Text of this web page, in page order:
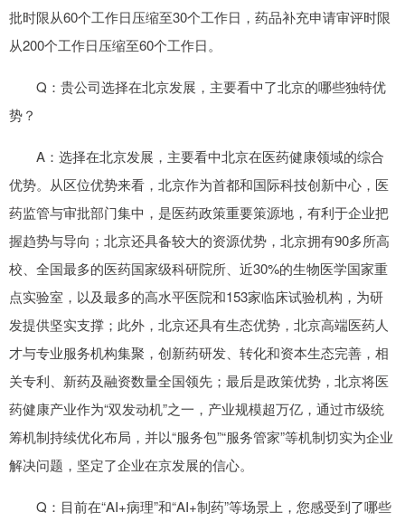
批时限从60个工作日压缩至30个工作日，药品补充申请审评时限
从200个工作日压缩至60个工作日。
Q：贵公司选择在北京发展，主要看中了北京的哪些独特优
势？
A：选择在北京发展，主要看中北京在医药健康领域的综合
优势。从区位优势来看，北京作为首都和国际科技创新中心，医
药监管与审批部门集中，是医药政策重要策源地，有利于企业把
握趋势与导向；北京还具备较大的资源优势，北京拥有90多所高
校、全国最多的医药国家级科研院所、近30%的生物医学国家重
点实验室，以及最多的高水平医院和153家临床试验机构，为研
发提供坚实支撑；此外，北京还具有生态优势，北京高端医药人
才与专业服务机构集聚，创新药研发、转化和资本生态完善，相
关专利、新药及融资数量全国领先；最后是政策优势，北京将医
药健康产业作为“双发动机”之一，产业规模超万亿，通过市级统
筹机制持续优化布局，并以“服务包”“服务管家”等机制切实为企业
解决问题，坚定了企业在京发展的信心。
Q：目前在“AI+病理”和“AI+制药”等场景上，您感受到了哪些